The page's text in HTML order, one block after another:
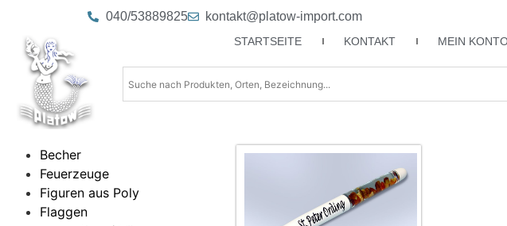
040/53889825 kontakt@platow-import.com
STARTSEITE KONTAKT MEIN
Becher
Feuerzeuge
Figuren aus Poly
Flaggen